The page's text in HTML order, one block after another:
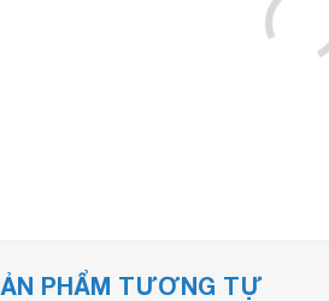
PHẨM TƯƠNG TỰ